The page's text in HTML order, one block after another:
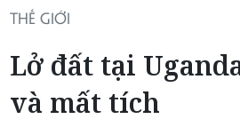
THẾ GIỚI
Lở đất tại
và mất tích